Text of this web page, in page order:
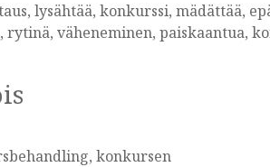
lysähtää, konkurssi, mädättää,
väheneminen, paiskaantua,
konkursen